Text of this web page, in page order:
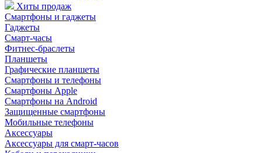
Хиты продаж
Смартфоны и гаджеты
Гаджеты
Смарт-часы
Фитнес-браслеты
Планшеты
Графические планшеты
Смартфоны и телефоны
Смартфоны Apple
Смартфоны на Android
Защищенные смартфоны
Мобильные телефоны
Аксессуары
Аксессуары для смарт-часов